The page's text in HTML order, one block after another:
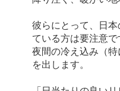
彼らにとって、日
ている方は要注意で
夜間の冷え込み（
を出します。